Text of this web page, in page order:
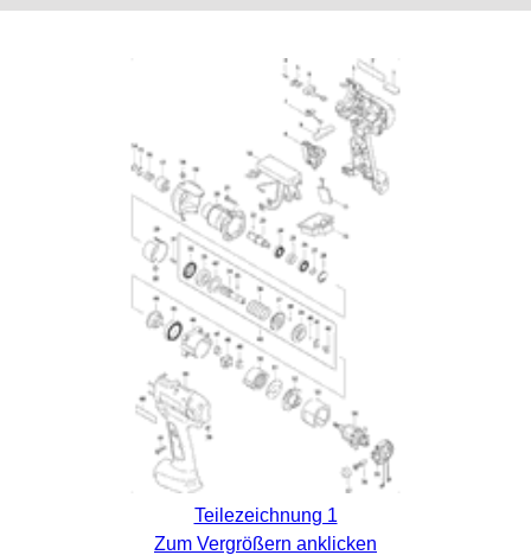
Teilezeichnung 1
Zum Vergrößern anklicken